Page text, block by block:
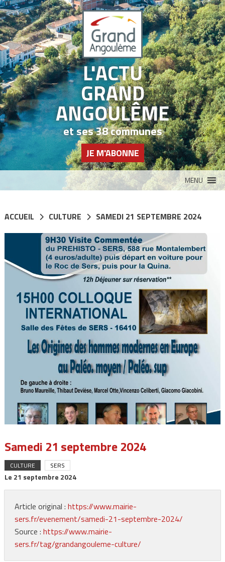
L'ACTU
GRAND
ANGOULÊME
et ses 38 communes
JE M'ABONNE
MENU
ACCUEIL CULTURE SAMEDI 21 SEPTEMBRE 2024
Samedi 21 septembre 2024
CULTURE SERS
Le 21 septembre 2024
Article original : https://www.mairie-
sers.fr/evenement/samedi-21-septembre-2024/
Source : https://www.mairie-
sers.fr/tag/grandangouleme-culture/
Panneau de gestion des cookies